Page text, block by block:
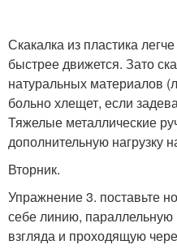
Скакалка из пластика
быстрее движется. Зато
натуральных материалов
больно хлещет, если
Тяжелые металлические
дополнительную нагрузку
Вторник.
Упражнение 3. поставьте
себе линию,
взгляда и проходящую